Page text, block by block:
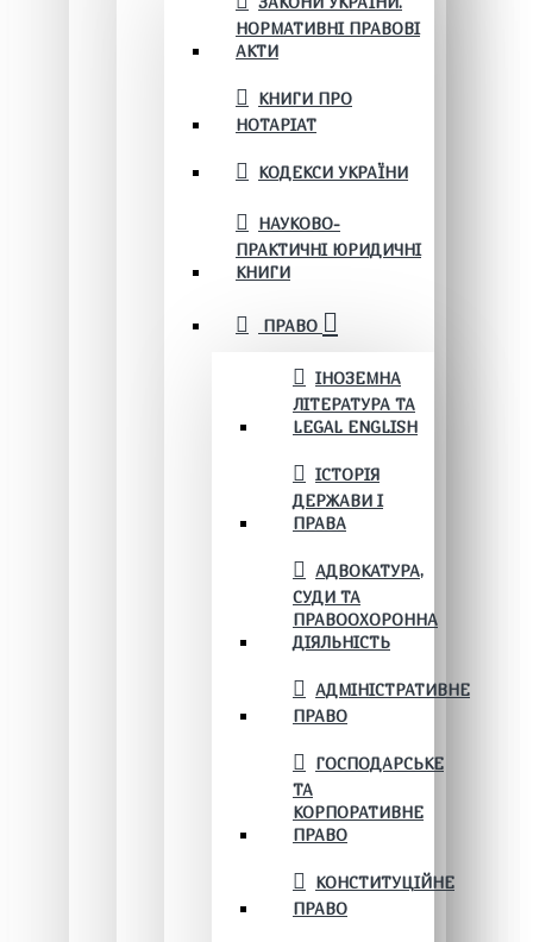
НОРМАТИВНІ ПРАВОВІ
АКТИ
КНИГИ ПРО
НОТАРІАТ
КОДЕКСИ УКРАЇНИ
НАУКОВО-
ПРАКТИЧНІ ЮРИДИЧНІ
КНИГИ
ПРАВО
ІНОЗЕМНА
ЛІТЕРАТУРА ТА
LEGAL ENGLISH
ІСТОРІЯ
ДЕРЖАВИ І
ПРАВА
АДВОКАТУРА,
СУДИ ТА
ПРАВООХОРОННА
ДІЯЛЬНІСТЬ
АДМІНІСТРАТИВНЕ
ПРАВО
ГОСПОДАРСЬКЕ
ТА
КОРПОРАТИВНЕ
ПРАВО
КОНСТИТУЦІЙНЕ
ПРАВО